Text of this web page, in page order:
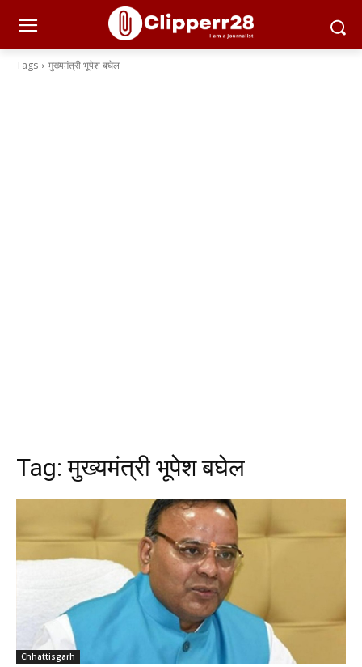
Tags मुख्‍यमंत्री भूपेश बघेल
Tag:मुख्‍यमंत्री भूपेश बघेल
Chhattisgarh